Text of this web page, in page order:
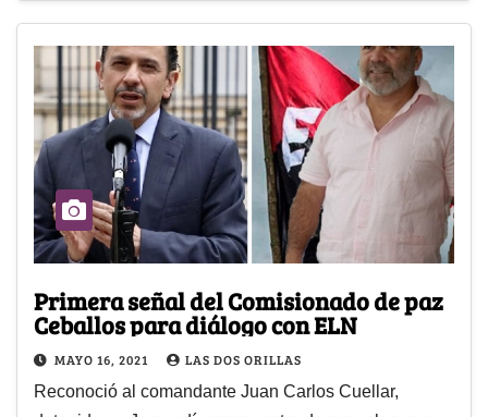
Primera señal del Comisionado de paz
Ceballos para diálogo con ELN
MAYO 16, 2021 LAS DOS ORILLAS
Reconoció al comandante Juan Carlos Cuellar,